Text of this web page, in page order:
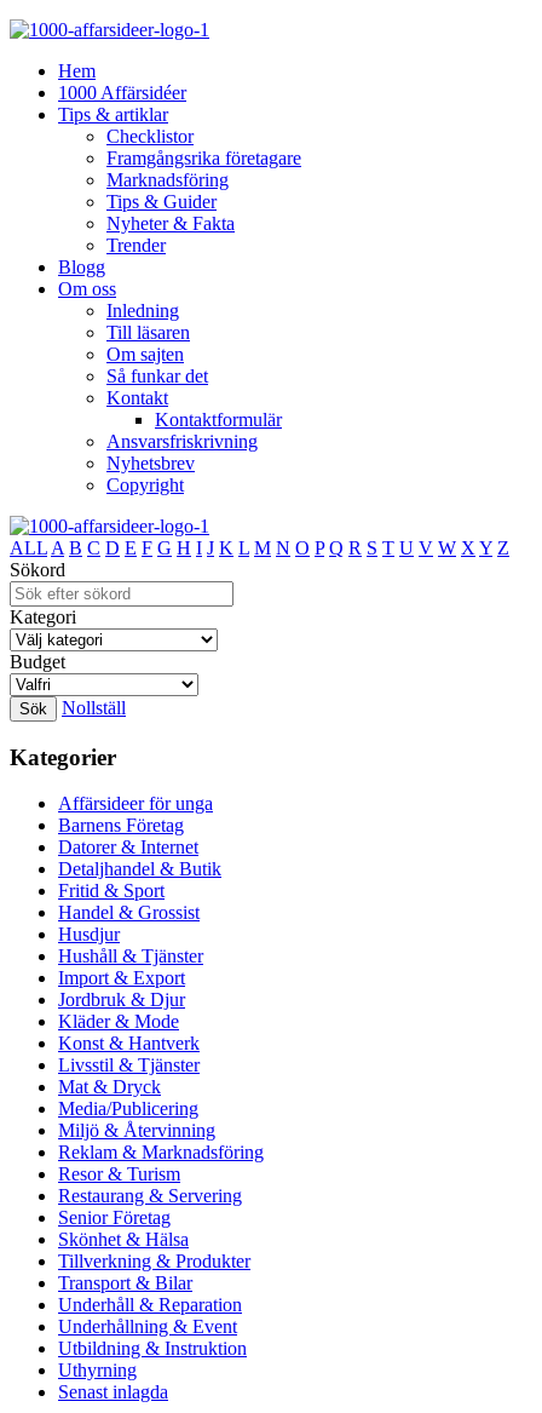
Hem
1000 Affärsidéer
Tips & artiklar
Checklistor
Framgångsrika företagare
Marknadsföring
Tips & Guider
Nyheter & Fakta
Trender
Blogg
Om oss
Inledning
Till läsaren
Om sajten
Så funkar det
Kontakt
Kontaktformulär
Ansvarsfriskrivning
Nyhetsbrev
Copyright
ALL A B C D E F G H I J K L M N O P Q R S T U V W X Y Z
Sökord
Kategori
Budget
Nollställ
Kategorier
Affärsideer för unga
Barnens Företag
Datorer & Internet
Detaljhandel & Butik
Fritid & Sport
Handel & Grossist
Husdjur
Hushåll & Tjänster
Import & Export
Jordbruk & Djur
Kläder & Mode
Konst & Hantverk
Livsstil & Tjänster
Mat & Dryck
Media/Publicering
Miljö & Återvinning
Reklam & Marknadsföring
Resor & Turism
Restaurang & Servering
Senior Företag
Skönhet & Hälsa
Tillverkning & Produkter
Transport & Bilar
Underhåll & Reparation
Underhållning & Event
Utbildning & Instruktion
Uthyrning
Senast inlagda